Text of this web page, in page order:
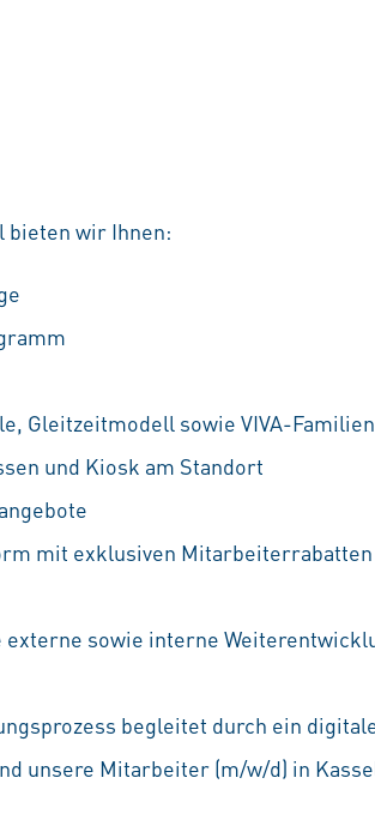
bieten wir Ihnen:
Gleitzeitmodell sowie VIVA-
und Kiosk am Standort
mit exklusiven
sowie interne
begleitet durch ein
unsere Mitarbeiter (m/w/d) in